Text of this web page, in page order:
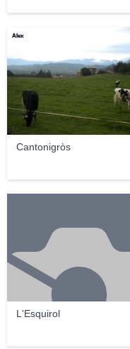
Cantonigròs
Àlex
L'Esquirol